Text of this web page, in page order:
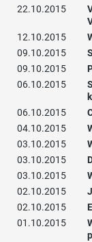
22.10.2015
12.10.2015
09.10.2015
09.10.2015
06.10.2015
06.10.2015
04.10.2015
03.10.2015
03.10.2015
03.10.2015
02.10.2015
02.10.2015
01.10.2015